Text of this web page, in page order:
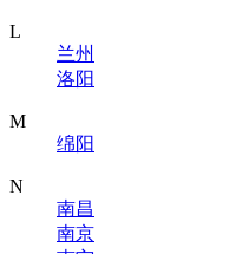
L
兰州
洛阳
M
绵阳
N
南昌
南京